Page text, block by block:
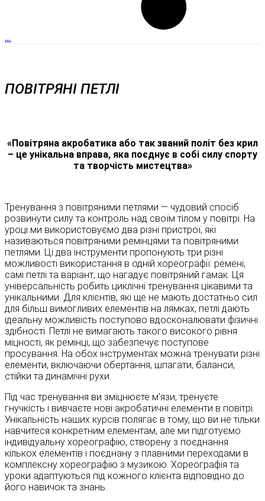
…
ПОВІТРЯНІ ПЕТЛІ
«Повітряна акробатика або так званий політ без крил
– це унікальна вправа, яка поєднує в собі силу спорту
та творчість мистецтва»
Тренування з повітряними петлями — чудовий спосіб
розвинути силу та контроль над своїм тілом у повітрі. На
уроці ми використовуємо два різні пристрої, які
називаються повітряними ремінцями та повітряними
петлями. Ці два інструменти пропонують три різні
можливості використання в одній хореографії: ремені,
самі петлі та варіант, що нагадує повітряний гамак. Ця
універсальність робить циклічні тренування цікавими та
унікальними. Для клієнтів, які ще не мають достатньо сил
для більш вимогливих елементів на лямках, петлі дають
ідеальну можливість поступово вдосконалювати фізичні
здібності. Петлі не вимагають такого високого рівня
міцності, як ремінці, що забезпечує поступове
просування. На обох інструментах можна тренувати різні
елементи, включаючи обертання, шпагати, баланси,
стійки та динамічні рухи.
Під час тренування ви зміцнюєте м’язи, тренуєте
гнучкість і вивчаєте нові акробатичні елементи в повітрі.
Унікальність наших курсів полягає в тому, що ви не тільки
навчитеся конкретним елементам, але ми підготуємо
індивідуальну хореографію, створену з поєднання
кількох елементів і поєднану з плавними переходами в
комплексну хореографію з музикою. Хореографія та
уроки адаптуються під кожного клієнта відповідно до
його навичок та знань.